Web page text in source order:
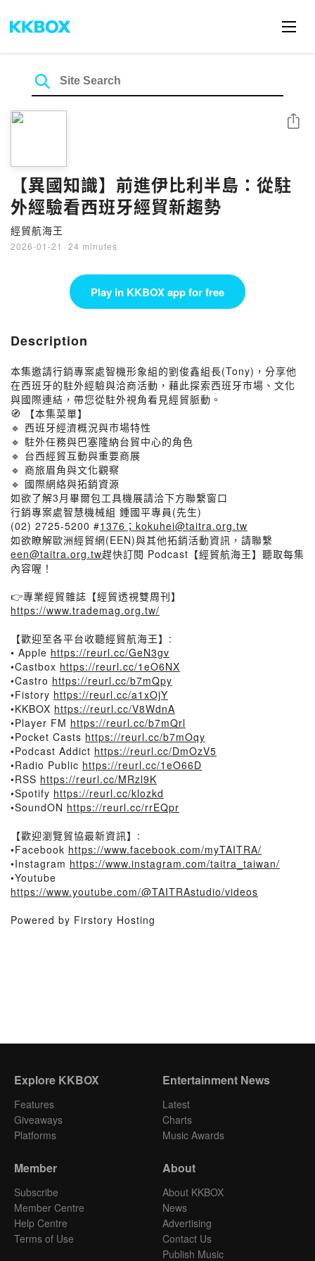
【異國知識】前進伊比利半島：從駐
外經驗看西班牙經貿新趨勢
經貿航海王
2026-01-21 · 24 minutes
Share
Play in KKBOX app for free
Description
本集邀請行銷專案處智機形象組的劉俊鑫組長(Tony)，分享他
在西班牙的駐外經驗與洽商活動，藉此探索西班牙市場、文化
與國際連結，帶您從駐外視角看見經貿脈動。
🧭 【本集菜單】
🔹 西班牙經濟概況與市場特性
🔹 駐外任務與巴塞隆納台貿中心的角色
🔹 台西經貿互動與重要商展
🔹 商旅眉角與文化觀察
🔹 國際網絡與拓銷資源
如欲了解3月畢爾包工具機展請洽下方聯繫窗口
行銷專案處智慧機械組 鍾國平專員(先生)
(02) 2725-5200 #1376；kokuhei@taitra.org.tw
如欲瞭解歐洲經貿網(EEN)與其他拓銷活動資訊，請聯繫
een@taitra.org.tw趕快訂閱 Podcast【經貿航海王】聽取每集
內容喔！
👉專業經貿雜誌【經貿透視雙周刊】
https://www.trademag.org.tw/
【歡迎至各平台收聽經貿航海王】:
• Apple https://reurl.cc/GeN3gv
•Castbox https://reurl.cc/1eO6NX
•Castro https://reurl.cc/b7mQpy
•Fistory https://reurl.cc/a1xOjY
•KKBOX https://reurl.cc/V8WdnA
•Player FM https://reurl.cc/b7mQrl
•Pocket Casts https://reurl.cc/b7mOqy
•Podcast Addict https://reurl.cc/DmOzV5
•Radio Public https://reurl.cc/1eO66D
•RSS https://reurl.cc/MRzl9K
•Spotify https://reurl.cc/klozkd
•SoundON https://reurl.cc/rrEQpr
【歡迎瀏覽貿協最新資訊】:
•Facebook https://www.facebook.com/myTAITRA/
•Instagram https://www.instagram.com/taitra_taiwan/
•Youtube
https://www.youtube.com/@TAITRAstudio/videos
Powered by Firstory Hosting
Explore KKBOX
Features
Giveaways
Platforms
Entertainment News
Latest
Charts
Music Awards
Member
Subscribe
Member Centre
Help Centre
Terms of Use
About
About KKBOX
News
Advertising
Contact Us
Publish Music